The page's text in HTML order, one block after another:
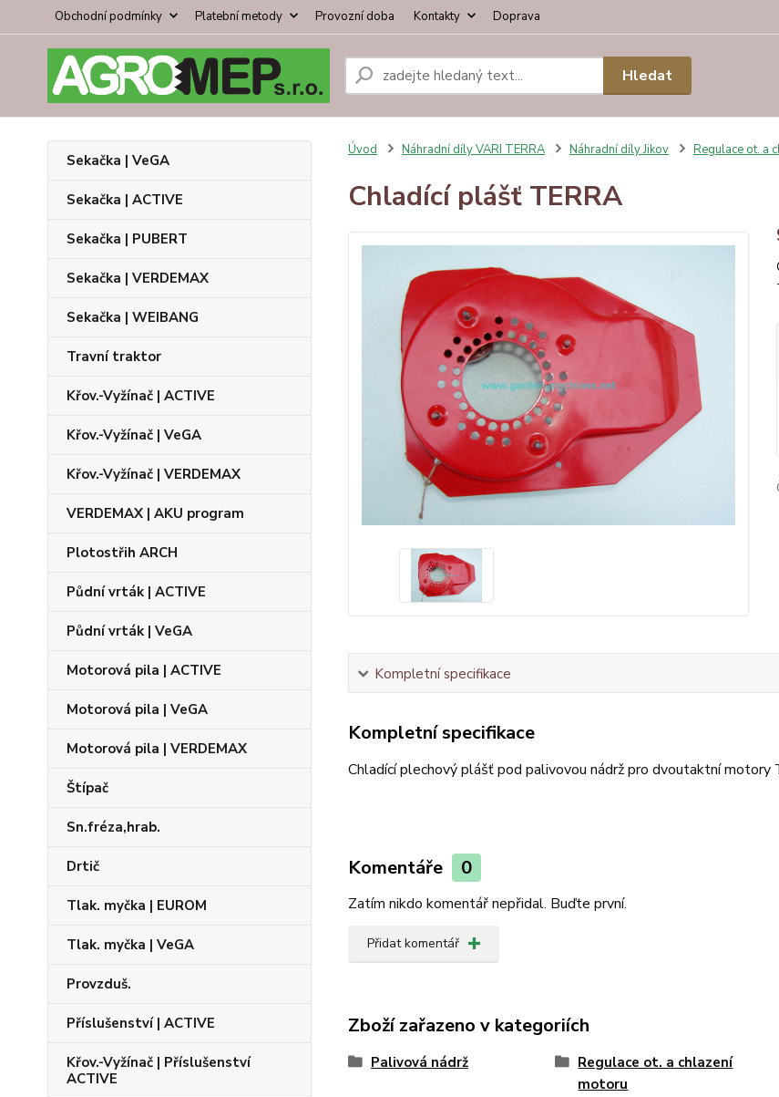
Obchodní podmínky Platební metody Provozní doba Kontakty Doprava
Hledat
Sekačka | VeGA
Sekačka | ACTIVE
Sekačka | PUBERT
Sekačka | VERDEMAX
Sekačka | WEIBANG
Travní traktor
Křov.-Vyžínač | ACTIVE
Křov.-Vyžínač | VeGA
Křov.-Vyžínač | VERDEMAX
VERDEMAX | AKU program
Plotostřih ARCH
Půdní vrták | ACTIVE
Půdní vrták | VeGA
Motorová pila | ACTIVE
Motorová pila | VeGA
Motorová pila | VERDEMAX
Štípač
Sn.fréza,hrab.
Drtič
Tlak. myčka | EUROM
Tlak. myčka | VeGA
Provzduš.
Příslušenství | ACTIVE
Křov.-Vyžínač | Příslušenství
ACTIVE
Úvod Náhradní díly VARI TERRA Náhradní díly Jikov Regulace ot. a
Chladící plášť TERRA
Kompletní specifikace
Kompletní specifikace
Chladící plechový plášť pod palivovou nádrž pro dvoutaktní
Komentáře 0
Zatím nikdo komentář nepřidal. Buďte první.
Přidat komentář
Zboží zařazeno v kategoriích
Palivová nádrž
Regulace ot. a chlazení
motoru